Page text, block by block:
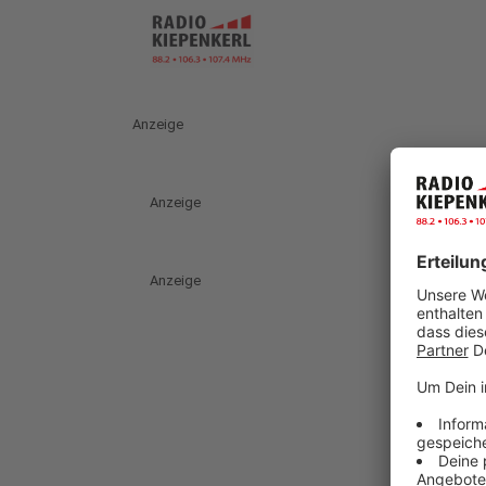
Anzeige
Anzeige
Anzeige